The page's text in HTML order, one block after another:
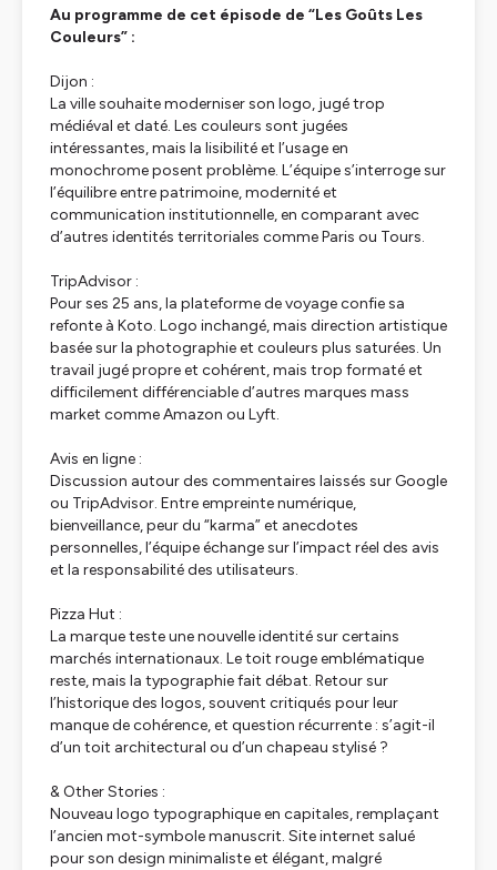
Au programme de cet épisode de “Les Goûts Les
Couleurs” :
Dijon :
La ville souhaite moderniser son logo, jugé trop
médiéval et daté. Les couleurs sont jugées
intéressantes, mais la lisibilité et l’usage en
monochrome posent problème. L’équipe s’interroge sur
l’équilibre entre patrimoine, modernité et
communication institutionnelle, en comparant avec
d’autres identités territoriales comme Paris ou Tours.
TripAdvisor :
Pour ses 25 ans, la plateforme de voyage confie sa
refonte à Koto. Logo inchangé, mais direction artistique
basée sur la photographie et couleurs plus saturées. Un
travail jugé propre et cohérent, mais trop formaté et
difficilement différenciable d’autres marques mass
market comme Amazon ou Lyft.
Avis en ligne :
Discussion autour des commentaires laissés sur Google
ou TripAdvisor. Entre empreinte numérique,
bienveillance, peur du “karma” et anecdotes
personnelles, l’équipe échange sur l’impact réel des avis
et la responsabilité des utilisateurs.
Pizza Hut :
La marque teste une nouvelle identité sur certains
marchés internationaux. Le toit rouge emblématique
reste, mais la typographie fait débat. Retour sur
l’historique des logos, souvent critiqués pour leur
manque de cohérence, et question récurrente : s’agit-il
d’un toit architectural ou d’un chapeau stylisé ?
& Other Stories :
Nouveau logo typographique en capitales, remplaçant
l’ancien mot-symbole manuscrit. Site internet salué
pour son design minimaliste et élégant, malgré